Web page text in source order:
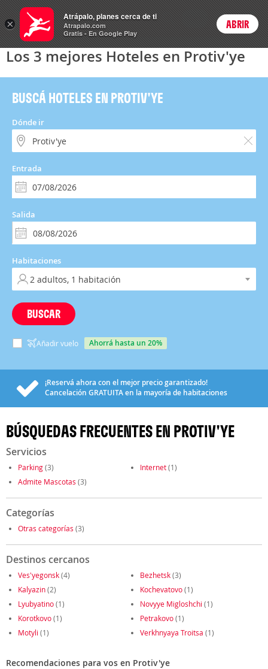
Hoteles Precios enPeso
ARSCambiar moneda
Login
Los 3 mejores Hoteles en Protiv'ye
BUSCÁ HOTELES EN PROTIV'YE
Dónde ir
Entrada
Salida
Habitaciones
BUSCAR
Añadir vuelo ahorrá hasta un 20%
¡Reservá ahora con el mejor precio garantizado!
Cancelación GRATUITAen la mayoría de habitaciones
BÚSQUEDAS FRECUENTES EN PROTIV'YE
Servicios
Parking(3) Internet(1)
Admite Mascotas (3)
Categorías
Otras categorías (3)
Destinos cercanos
Ves'yegonsk(4) Bezhetsk(3)
Kalyazin(2) Kochevatovo(1)
Lyubyatino(1) Novyye Migloshchi (1)
Korotkovo(1) Petrakovo(1)
Motyli (1) Verkhnyaya Troitsa (1)
Recomendaciones para vos en Protiv'ye
×
Atrápalo, planes cerca de ti
Atrapalo.com
Gratis - En Google Play
ABRIR